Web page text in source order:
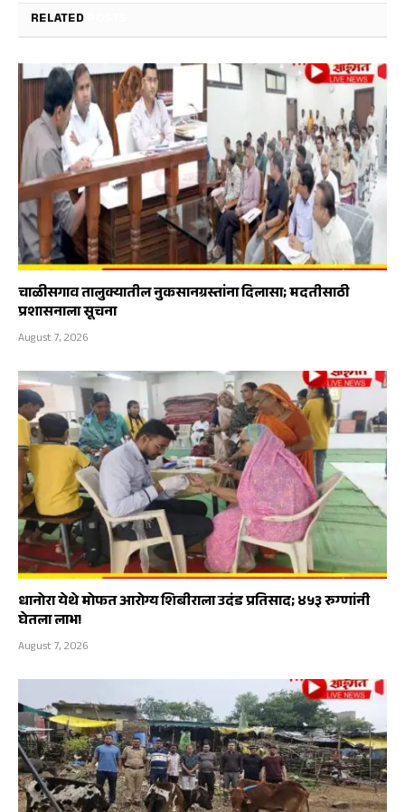
RELATED
चाळीसगाव तालुक्यातील नुकसानग्रस्तांना दिलासा; मदतीसाठी
प्रशासनाला सूचना
August 7, 2026
धानोरा येथे मोफत आरोग्य शिबीराला उदंड प्रतिसाद; ४५३ रुग्णांनी
घेतला लाभ!
August 7, 2026